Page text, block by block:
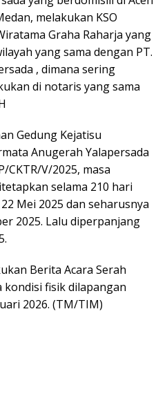
melakukan KSO
Graha Raharja yang
yang sama dengan PT.
, dimana sering
di notaris yang sama
Gedung Kejatisu
Anugerah Yalapersada
V/2025, masa
selama 210 hari
Mei 2025 dan seharusnya
2025. Lalu diperpanjang
Berita Acara Serah
kondisi fisik dilapangan
2026. (TM/TIM)